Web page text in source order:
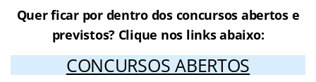
Quer ficar por dentro dos concursos abertos e
previstos? Clique nos links abaixo:
CONCURSOS ABERTOS